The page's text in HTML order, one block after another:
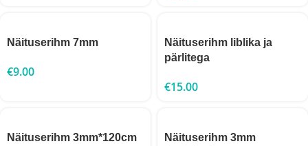
Näituserihm 7mm
€9.00
Näituserihm liblika ja
pärlitega
€15.00
Näituserihm 3mm*120cm
Näituserihm 3mm